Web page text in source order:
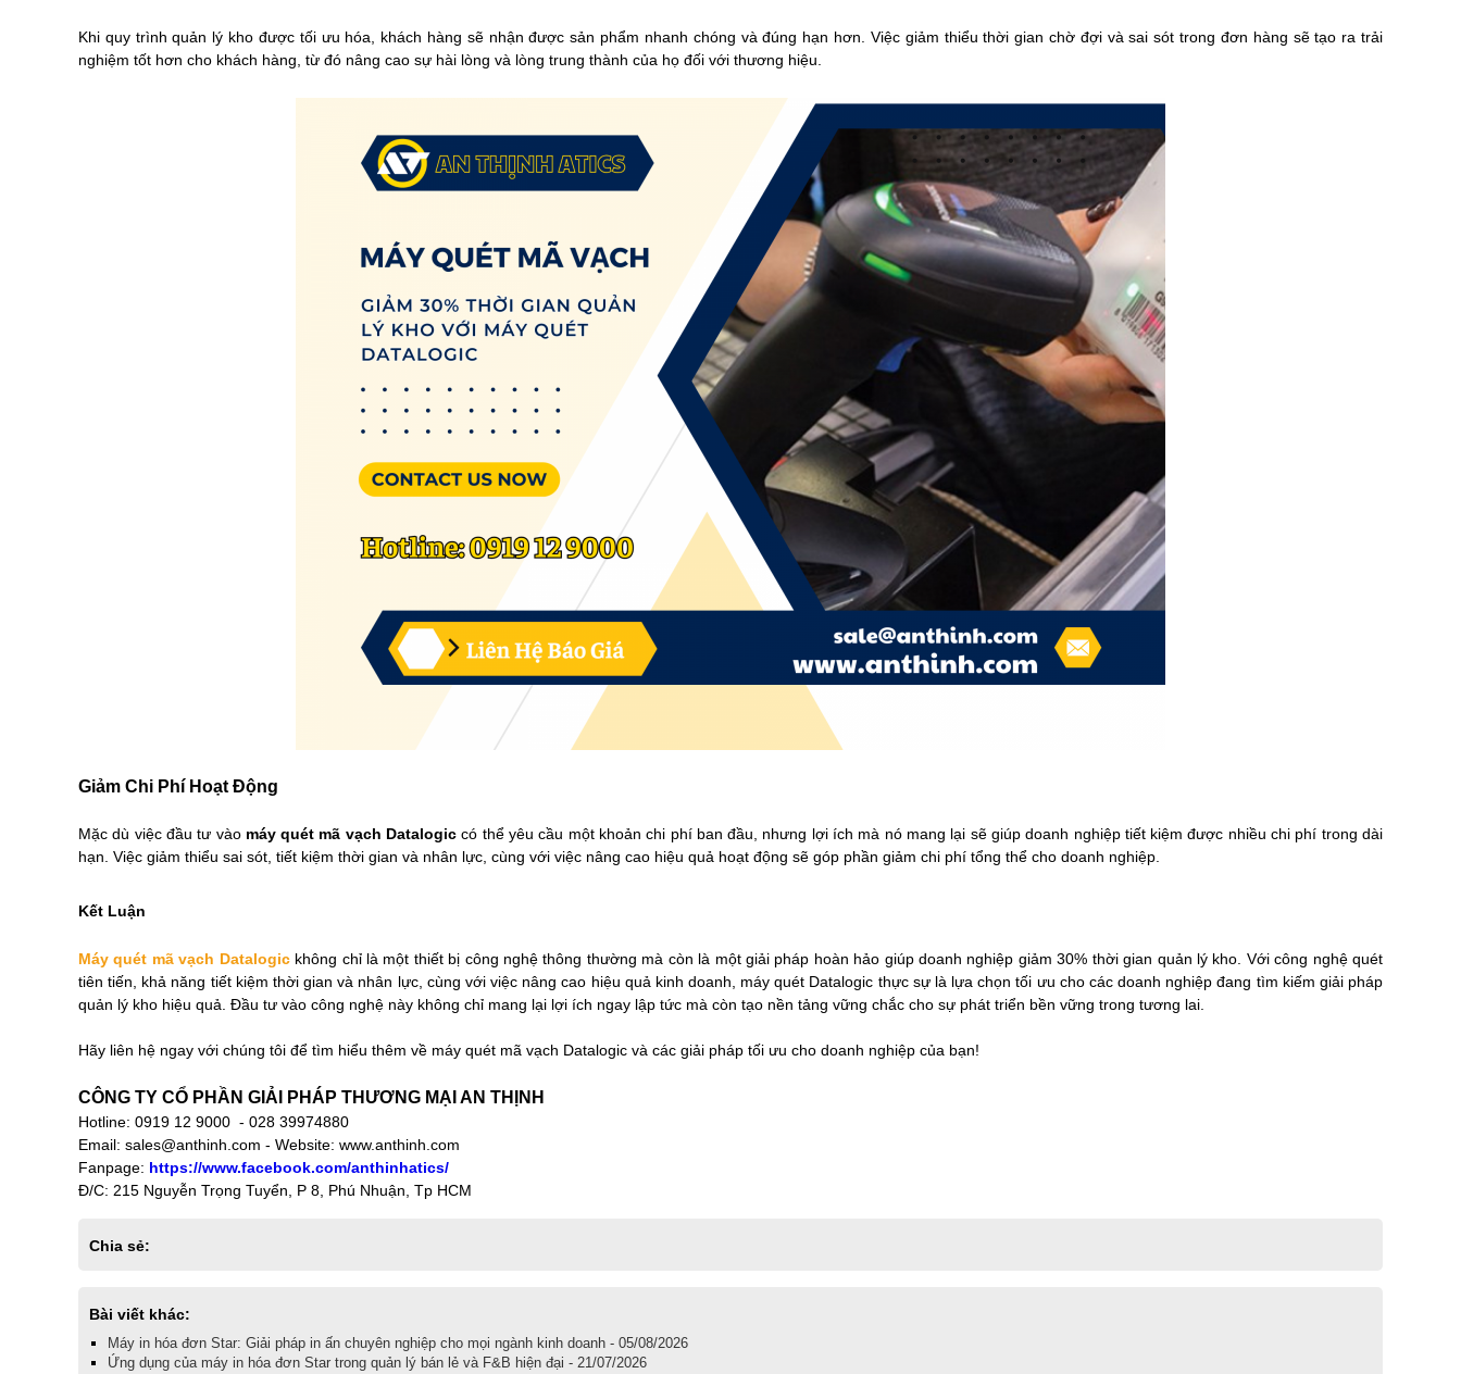
Khi quy trình quản lý kho được tối ưu hóa, khách hàng sẽ nhận được sản phẩm nhanh chóng và đúng hạn hơn. Việc giảm thiểu thời gian chờ đợi và sai sót trong đơn hàng sẽ tạo ra trải
nghiệm tốt hơn cho khách hàng, từ đó nâng cao sự hài lòng và lòng trung thành của họ đối với thương hiệu.
Giảm Chi Phí Hoạt Động
Mặc dù việc đầu tư vào máy quét mã vạch Datalogiccó thể yêu cầu một khoản chi phí ban đầu, nhưng lợi ích mà nó mang lại sẽ giúp doanh nghiệp tiết kiệm được nhiều chi phí trong dài
hạn. Việc giảm thiểu sai sót, tiết kiệm thời gian và nhân lực, cùng với việc nâng cao hiệu quả hoạt động sẽ góp phần giảm chi phí tổng thể cho doanh nghiệp.
Kết Luận
Máy quét mã vạch Datalogickhông chỉ là một thiết bị công nghệ thông thường mà còn là một giải pháp hoàn hảo giúp doanh nghiệp giảm 30% thời gian quản lý kho. Với công nghệ quét
tiên tiến, khả năng tiết kiệm thời gian và nhân lực, cùng với việc nâng cao hiệu quả kinh doanh, máy quét Datalogic thực sự là lựa chọn tối ưu cho các doanh nghiệp đang tìm kiếm giải pháp
quản lý kho hiệu quả. Đầu tư vào công nghệ này không chỉ mang lại lợi ích ngay lập tức mà còn tạo nền tảng vững chắc cho sự phát triển bền vững trong tương lai.
Hãy liên hệ ngay với chúng tôi để tìm hiểu thêm về máy quét mã vạch Datalogic và các giải pháp tối ưu cho doanh nghiệp của bạn!
CÔNG TY CỔ PHẦN GIẢI PHÁP THƯƠNG MẠI AN THỊNH
Hotline: 0919 12 9000 - 028 39974880
Email: sales@anthinh.com - Website: www.anthinh.com
Fanpage: https://www.facebook.com/anthinhatics/
Đ/C: 215 Nguyễn Trọng Tuyển, P 8, Phú Nhuận, Tp HCM
Chia sẻ:
Bài viết khác:
Máy in hóa đơn Star: Giải pháp in ấn chuyên nghiệp cho mọi ngành kinh doanh - 05/08/2026
Ứng dụng của máy in hóa đơn Star trong quản lý bán lẻ và F&B hiện đại - 21/07/2026